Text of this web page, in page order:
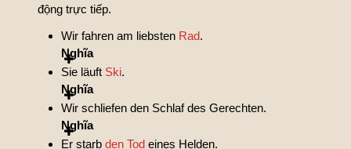
động trực tiếp.
Wir fahren am liebsten Rad.
Nghĩa
Sie läuft Ski.
Nghĩa
Wir schliefen den Schlaf des Gerechten.
Nghĩa
Er starb den Todeines Helden.